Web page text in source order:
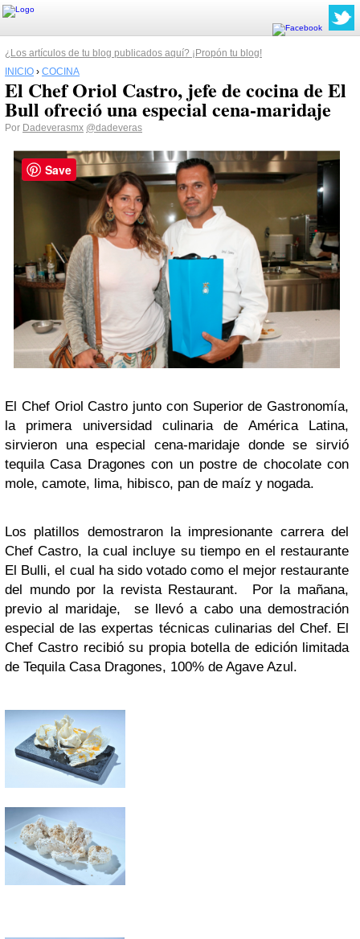
¿Los artículos de tu blog publicados aquí? ¡Propón tu blog!
INICIO › COCINA
El Chef Oriol Castro, jefe de cocina de El
Bull ofreció una especial cena-maridaje
Por Dadeverasmx @dadeveras
El Chef Oriol Castro junto con Superior de Gastronomía,
la primera universidad culinaria de América Latina,
sirvieron una especial cena-maridaje donde se sirvió
tequila Casa Dragones con un postre de chocolate con
mole, camote, lima, hibisco, pan de maíz y nogada.
Los platillos demostraron la impresionante carrera del
Chef Castro, la cual incluye su tiempo en el restaurante
El Bulli, el cual ha sido votado como el mejor restaurante
del mundo por la revista Restaurant. Por la mañana,
previo al maridaje, se llevó a cabo una demostración
especial de las expertas técnicas culinarias del Chef. El
Chef Castro recibió su propia botella de edición limitada
de Tequila Casa Dragones, 100% de Agave Azul.
Save